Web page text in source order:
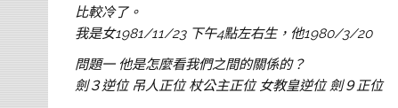
比較冷了。
我是女1981/11/23 下午4點左右生， 他1980/3/20
問題一 他是怎麼看我們之間的關係的？
劍３逆位 吊人正位 杖公主正位 女教皇逆位 劍９正位